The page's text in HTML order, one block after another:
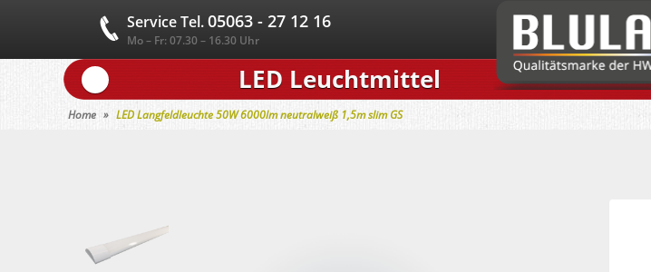
Service Tel.05063 - 27 12 16
Mo – Fr: 07.30 – 16.30 Uhr
LED Leuchtmittel
Home LED Langfeldleuchte 50W 6000lm neutralweiß 1,5m slim GS